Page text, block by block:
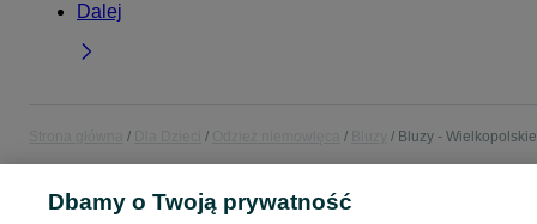
Dalej
Bluzy - Wielkopolskie
POLSKA » WIELKOPOLSKIE
Dbamy o Twoją prywatność